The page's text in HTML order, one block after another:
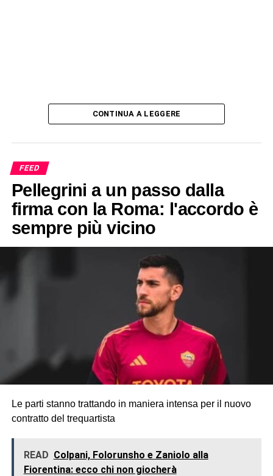
CONTINUA A LEGGERE
FEED
Pellegrini a un passo dalla
firma con la Roma: l'accordo è
sempre più vicino
Le parti stanno trattando in maniera intensa per il nuovo
contratto del trequartista
READ Colpani, Folorunsho e Zaniolo alla
Fiorentina: ecco chi non giocherà